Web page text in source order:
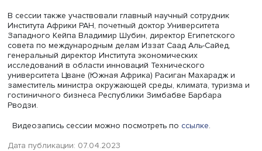
присутствия в Африке», — подытожил Андрей Маслов.
Заместитель директора Центра изучения стабильности
и рисков НИУ ВШЭ Леонид Исаев выразил
значение Африки в будущем мире будет возрастать. Он
обратил внимание на возросшее число визитов в
континента представителей разных стран.
Нынешний глобальный кризис, по его мнению, несет
стран континента окно возможностей. «Мы видим
Ближнем Востоке, как страны, которым хватает